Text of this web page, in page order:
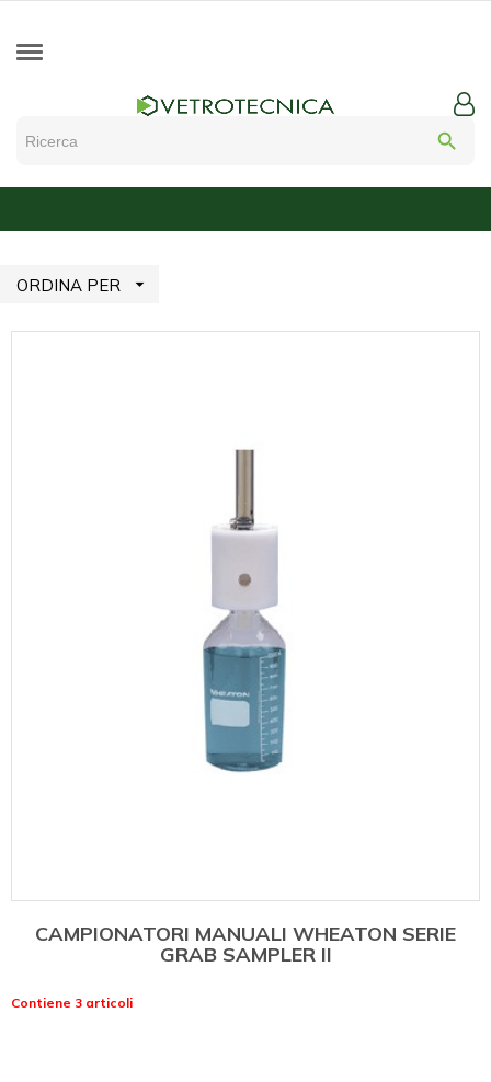
search
ORDINA PER 
CAMPIONATORI MANUALI WHEATON SERIE
GRAB SAMPLER II
Contiene 3 articoli